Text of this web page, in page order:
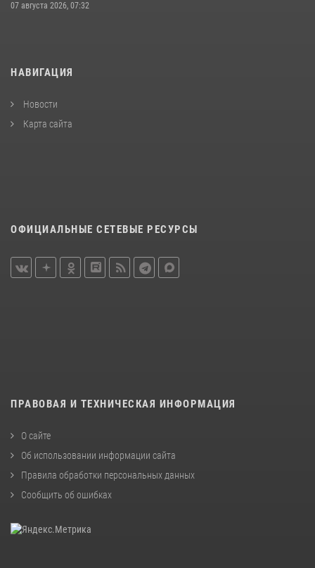
07 августа 2026, 07:32
НАВИГАЦИЯ
Новости
Карта сайта
ОФИЦИАЛЬНЫЕ СЕТЕВЫЕ РЕСУРСЫ
ПРАВОВАЯ И ТЕХНИЧЕСКАЯ ИНФОРМАЦИЯ
О сайте
Об использовании информации сайта
Правила обработки персональных данных
Сообщить об ошибках